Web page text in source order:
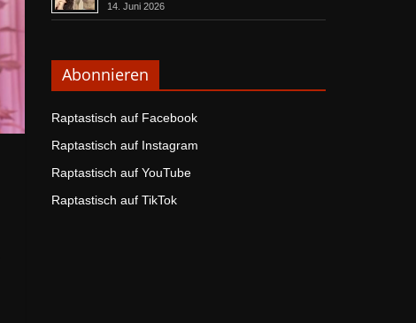
14. Juni 2026
Abonnieren
Raptastisch auf Facebook
Raptastisch auf Instagram
Raptastisch auf YouTube
Raptastisch auf TikTok